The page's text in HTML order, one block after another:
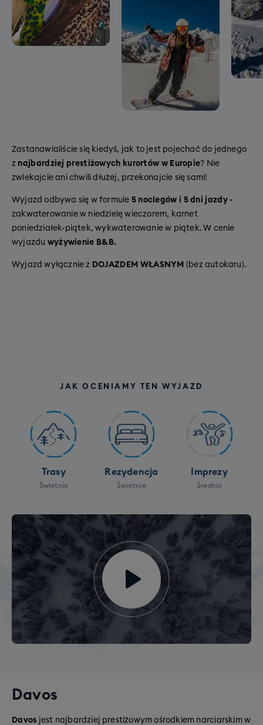
Zastanawialiście się kiedyś, jak to jest pojechać do jednego
z najbardziej prestiżowych kurortów w Europie? Nie
zwlekajcie ani chwili dłużej, przekonajcie się sami!
Wyjazd odbywa się w formule 5 noclegów i 5 dni jazdy -
zakwaterowanie w niedzielę wieczorem, karnet
poniedziałek-piątek, wykwaterowanie w piątek. W cenie
wyjazdu wyżywienie B&B.
Wyjazd wyłącznie z DOJAZDEM WŁASNYM(bez autokaru).
JAK OCENIAMY TEN WYJAZD
Trasy
Świetnie
Rezydencja
Świetnie
Imprezy
Średnio
Davos
Davos jest najbardziej prestiżowym ośrodkiem narciarskim w